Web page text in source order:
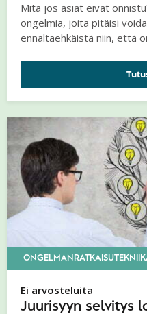
Mitä jos asiat eivät
ongelmia, joita pitäisi
ennaltaehkäistä niin, että
Ei arvosteluita
Juurisyyn selvitys